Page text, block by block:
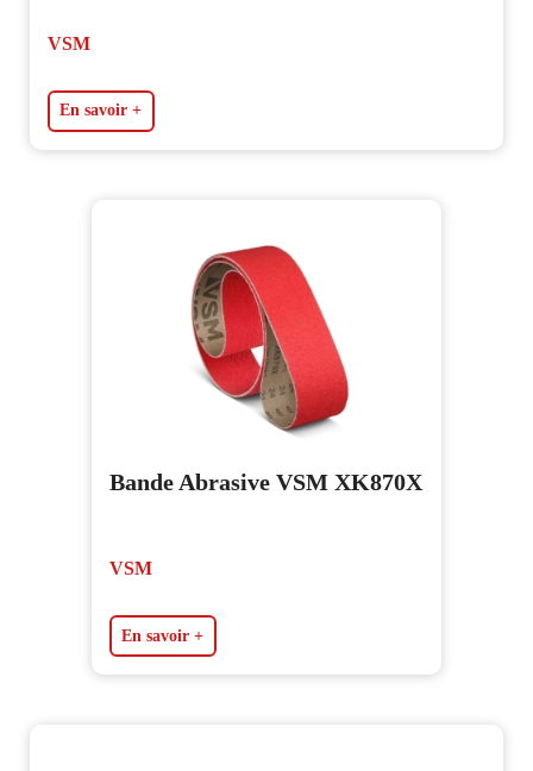
VSM
En savoir +
Bande Abrasive VSM XK870X
VSM
En savoir +